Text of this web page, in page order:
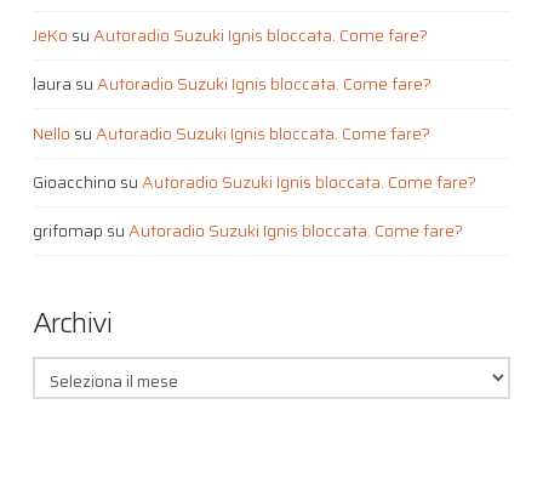
JeKo suAutoradio Suzuki Ignis bloccata. Come fare?
laura suAutoradio Suzuki Ignis bloccata. Come fare?
Nello suAutoradio Suzuki Ignis bloccata. Come fare?
Gioacchino suAutoradio Suzuki Ignis bloccata. Come fare?
grifomap suAutoradio Suzuki Ignis bloccata. Come fare?
Archivi
Archivi